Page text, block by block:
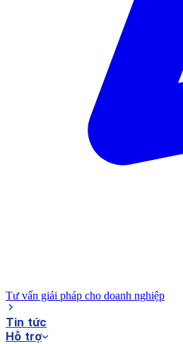
Tư vấn giải pháp cho doanh nghiệp
Tin tức
Hỗ trợ